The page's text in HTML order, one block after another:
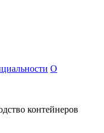
О
контейнеров